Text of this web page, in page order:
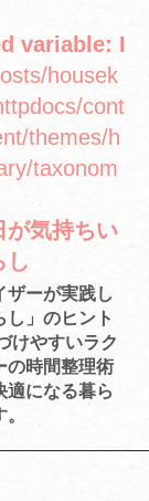
variable: I
housek
cont
themes/h
taxonom
が気持ちい
し
ザーが実践し
し」のヒント
けやすいラク
の時間整理術
適になる暮ら
。